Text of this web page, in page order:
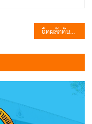
ฉีดผลักดันน้ำแรงดันสูง ท่อระบายน้ำที่มีสิ่งปฏิกูลอุดตัน